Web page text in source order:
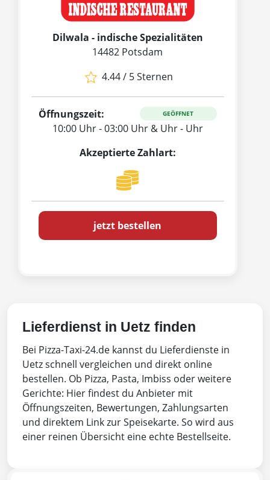
Dilwala - indische Spezialitäten
14482 Potsdam
4.44 / 5 Sternen
Öffnungszeit: GEÖFFNET
10:00 Uhr - 03:00 Uhr & Uhr - Uhr
Akzeptierte Zahlart:
jetzt bestellen
Lieferdienst in Uetz finden
Bei Pizza-Taxi-24.de kannst du Lieferdienste in
Uetz schnell vergleichen und direkt online
bestellen. Ob Pizza, Pasta, Imbiss oder weitere
Gerichte: Hier findest du Anbieter mit
Öffnungszeiten, Bewertungen, Zahlungsarten
und direktem Link zur Speisekarte. So wird aus
einer reinen Übersicht eine echte Bestellseite.